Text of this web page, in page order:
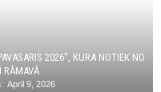
2026”, KURA NOTIEK NO
RĀMAVĀ
April 9, 2026